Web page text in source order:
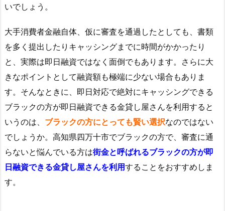
いでしょう。
大手消費者金融自体、仮に審査を通過したとしても、書類
を多く提出したりキャッシングまでに時間がかかったり
と、実際は即日融資ではなく面倒でもあります。さらに大
きなポイントとして融資額も極端に少ない場合もありま
す。そんなときに、即日対応で絶対にキャッシングできる
ブラックの方が即日融資できる金貸し屋さんを利用すると
いうのは、 ブラックの方にとっても賢い選択なのではない
でしょうか。高知県四万十市でブラックの方で、審査に通
らないと悩んでいる方は街金と呼ばれるブラックの方が即
日融資できる金貸し屋さんを利用することをおすすめしま
す。